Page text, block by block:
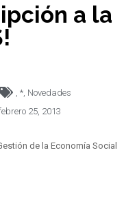
a la
* Novedades
25, 2013
de la Economía Social